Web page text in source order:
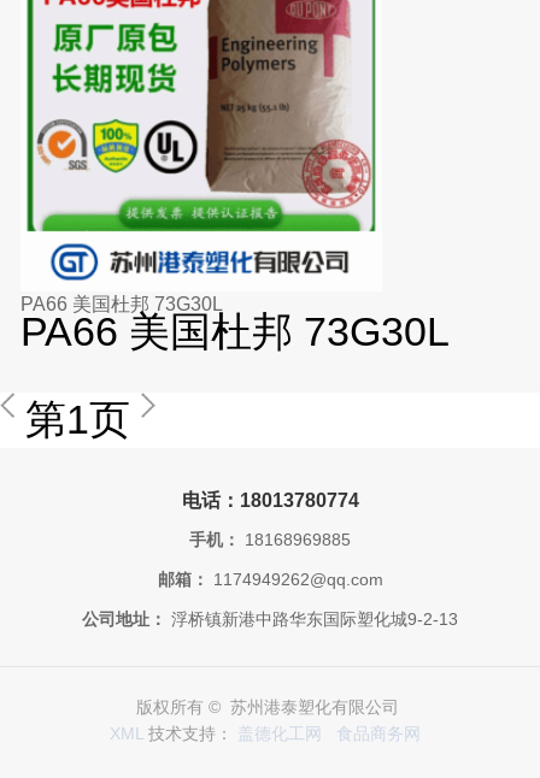
PA66 美国杜邦 73G30L
PA66 美国杜邦 73G30L
第1页
电话：18013780774
手机： 18168969885
邮箱： 1174949262@qq.com
公司地址： 浮桥镇新港中路华东国际塑化城9-2-13
版权所有 © 苏州港泰塑化有限公司
XML 技术支持： 盖德化工网 食品商务网